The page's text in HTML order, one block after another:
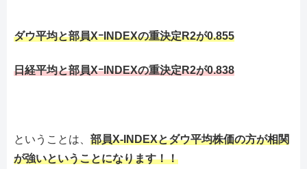
ダウ平均と部員XｰINDEXの重決定R2が0.855
日経平均と部員XｰINDEXの重決定R2が0.838
ということは、 部員X-INDEXとダウ平均株価の方が相関
が強いということになります！！